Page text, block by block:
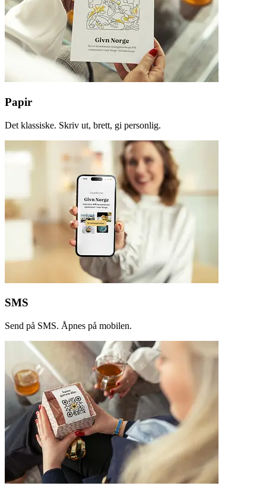
Papir
Det klassiske. Skriv ut, brett, gi personlig.
SMS
Send på SMS. Åpnes på mobilen.